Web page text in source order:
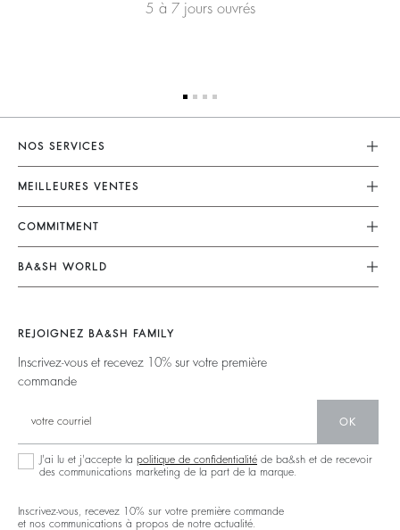
5 à 7 jours ouvrés
NOS SERVICES
Service Client
Mon Compte
Guide Des Tailles
Accessibilité
MEILLEURES VENTES
Robes
Combinaisons
Tops & Chemises
Chandails & Cardigans
Dos Nus
Denim
COMMITMENT
Nos Engagements
Opérations
Partenaires
Circularité
BA&SH WORLD
Nos Magasins
Talents
Nouvelle Collection
REJOIGNEZ BA&SH FAMILY
Inscrivez-vous et recevez 10% sur votre première
commande
OK
J'ai lu et j'accepte la politique de confidentialité de ba&sh et de recevoir
des communications marketing de la part de la marque.
Inscrivez-vous, recevez 10% sur votre première commande
et nos communications à propos de notre actualité.